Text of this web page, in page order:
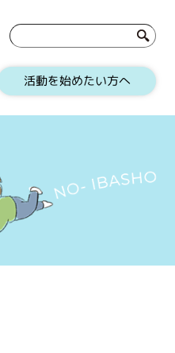
活動を始めたい方へ